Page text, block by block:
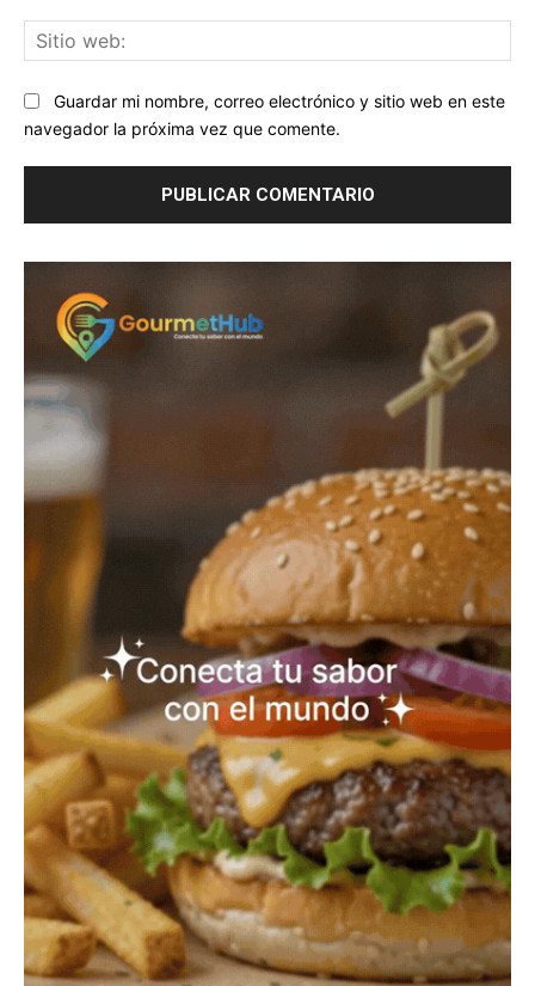
Guardar mi nombre, correo electrónico y sitio web en este
navegador la próxima vez que comente.